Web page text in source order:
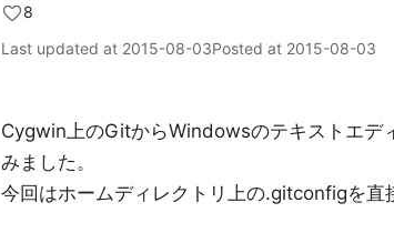
8
Last updated at 2015-08-03Posted at 2015-08-03
Cygwin上のGitからWindowsのテキストエデ
みました。
今回はホームディレクトリ上の.gitconfigを直